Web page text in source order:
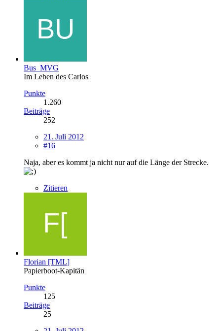
Bus_MVG
Im Leben des Carlos
Punkte
1.260
Beiträge
252
21. Juli 2012
#16
Naja, aber es kommt ja nicht nur auf die Länge der Strecke.
Zitieren
Florian [TML]
Papierboot-Kapitän
Punkte
125
Beiträge
25